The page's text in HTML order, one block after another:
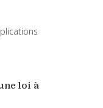
loi à